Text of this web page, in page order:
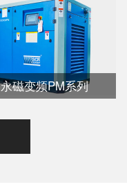
永磁变频PM系列